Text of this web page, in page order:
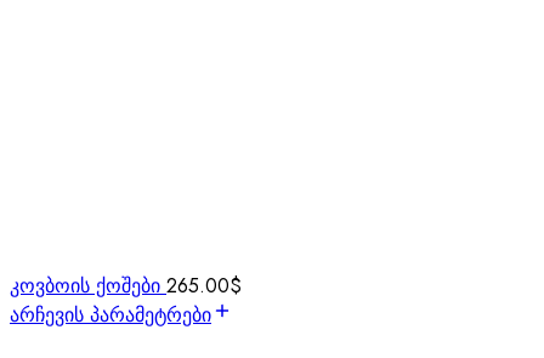
კოვბოის ქოშები 265.00$
არჩევის პარამეტრები